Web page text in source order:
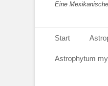
Eine
Primäres
Inhalt
springen
Start
Astrophytum